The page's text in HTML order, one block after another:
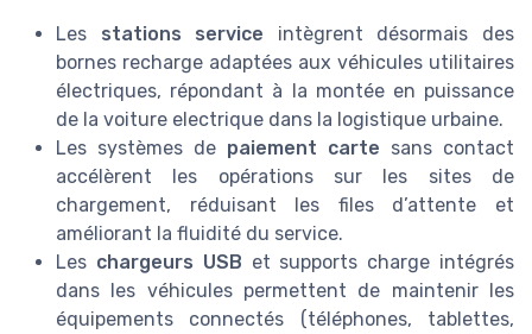
Les stations service intègrent désormais des
bornes recharge adaptées aux véhicules utilitaires
électriques, répondant à la montée en puissance
de la voiture electrique dans la logistique urbaine.
Les systèmes de paiement carte sans contact
accélèrent les opérations sur les sites de
chargement, réduisant les files d’attente et
améliorant la fluidité du service.
Les chargeurs USB et supports charge intégrés
dans les véhicules permettent de maintenir les
équipements connectés (téléphones, tablettes,